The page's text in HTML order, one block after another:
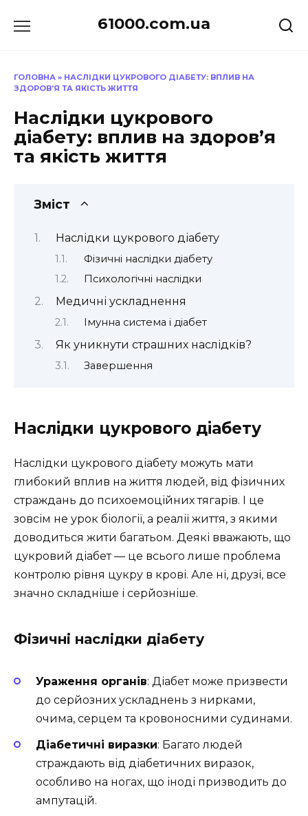
до
61000.com.ua
ГОЛОВНА » НАСЛІДКИ ЦУКРОВОГО ДІАБЕТУ: ВПЛИВ НА
ЗДОРОВ’Я ТА ЯКІСТЬ ЖИТТЯ
Наслідки цукрового
діабету: вплив на здоров’я
та якість життя
Зміст
Наслідки цукрового діабету
Фізичні наслідки діабету
Психологічні наслідки
Медичні ускладнення
Імунна система і діабет
Як уникнути страшних наслідків?
Завершення
Наслідки цукрового діабету
Наслідки цукрового діабету можуть мати
глибокий вплив на життя людей, від фізичних
страждань до психоемоційних тягарів. І це
зовсім не урок біології, а реалії життя, з якими
доводиться жити багатьом. Деякі вважають, що
цукровий діабет — це всього лише проблема
контролю рівня цукру в крові. Але ні, друзі, все
значно складніше і серйозніше.
Фізичні наслідки діабету
Ураження органів: Діабет може призвести
до серйозних ускладнень з нирками,
очима, серцем та кровоносними судинами.
Діабетичні виразки: Багато людей
страждають від діабетичних виразок,
особливо на ногах, що іноді призводить до
ампутацій.